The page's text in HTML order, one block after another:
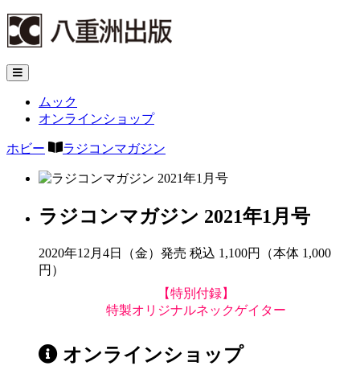
ムック
オンラインショップ
ホビー ラジコンマガジン
ラジコンマガジン 2021年1月号
2020年12月4日（金）発売 税込 1,100円（本体 1,000
円）
【特別付録】
特製オリジナルネックゲイター
オンラインショップ